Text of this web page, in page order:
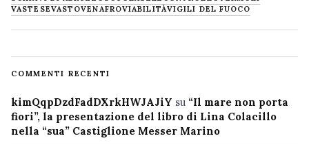
VASTESEVASTOVENAFROVIABILITÀVIGILI DEL FUOCO
COMMENTI RECENTI
kimQqpDzdFadDXrkHWJAJiY su “Il mare non porta
fiori”, la presentazione del libro di Lina Colacillo
nella “sua” Castiglione Messer Marino